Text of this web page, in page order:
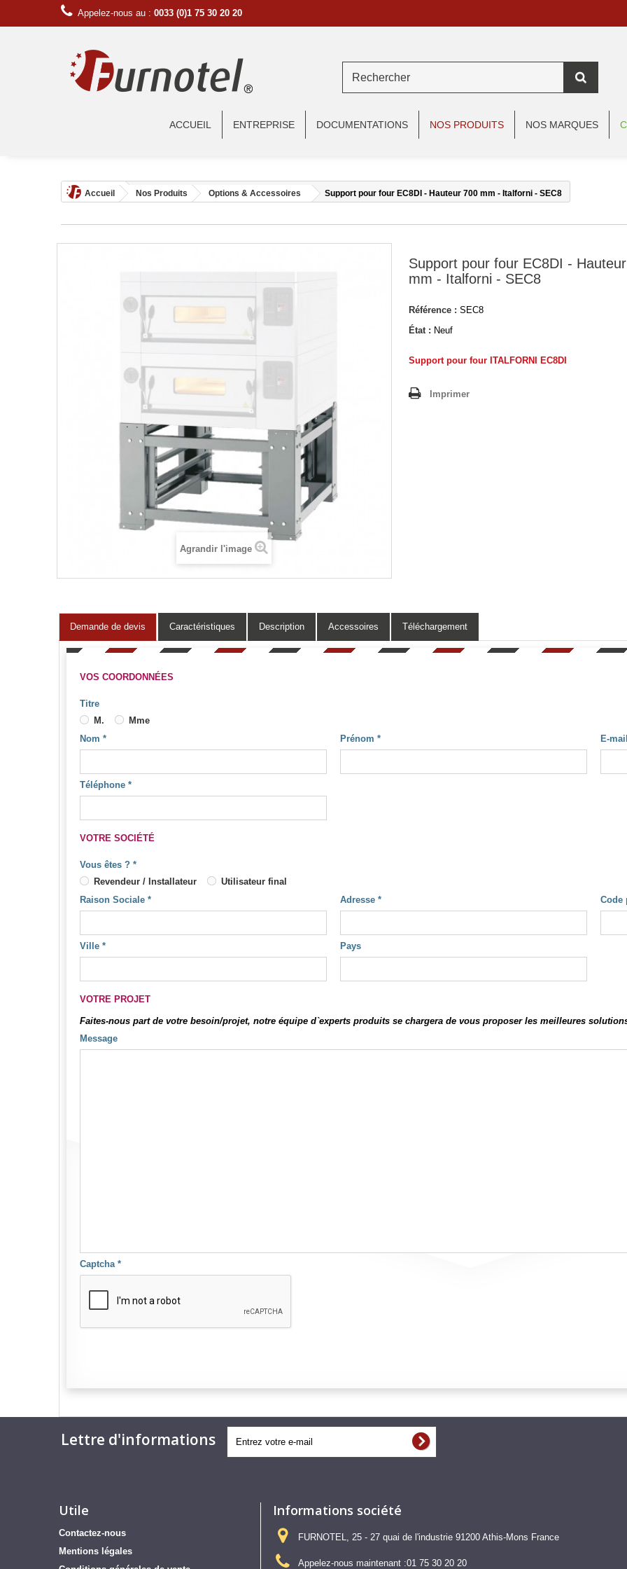
Appelez-nous au : 0033 (0)1 75 30 20 20
ACCUEIL ENTREPRISE DOCUMENTATIONS NOS PRODUITS NOS MARQUES
Accueil Nos Produits Options & Accessoires Support pour four EC8DI - Hauteur 700 mm - Italforni - SEC8
Agrandir l'image
Support pour four EC8DI -
mm - Italforni - SEC8
Référence : SEC8
État : Neuf
Support pour four ITALFORNI EC8DI
Imprimer
Demande de devis Caractéristiques Description Accessoires Téléchargement
VOS COORDONNÉES
Titre
M.
Mme
Nom * Prénom * E-
Téléphone *
VOTRE SOCIÉTÉ
Vous êtes ? *
Revendeur / Installateur
Utilisateur final
Raison Sociale * Adresse * Code
Ville * Pays
VOTRE PROJET
Faites-nous part de votre besoin/projet, notre équipe d`experts produits se chargera de vous proposer les meilleures
Message
Captcha *
Lettre d'informations
Utile
Contactez-nous
Mentions légales
Informations société
FURNOTEL, 25 - 27 quai de l'industrie 91200 Athis-Mons France
Appelez-nous maintenant :01 75 30 20 20